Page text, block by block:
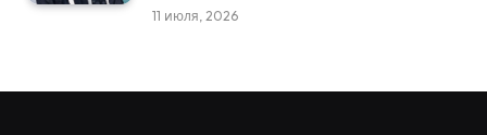
11 июля, 2026